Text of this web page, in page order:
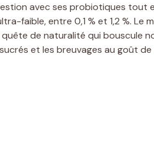
avec ses probiotiques tout
faible, entre 0,1 % et 1,2 %.
de naturalité qui bouscule
et les breuvages au goût